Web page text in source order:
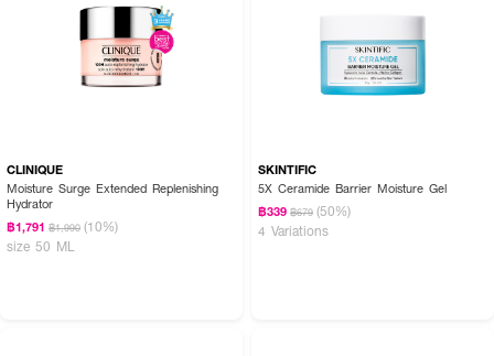
● ขั้นตอนที่ 2 (ครีมเจล): ทา Moisture Surge™ 100H ในปริมาณที่เหมาะสมทับ
ลงบนผิวหน้าเพื่อล็อกความชุ่มชื้น เป็นประจำทั้งเช้าและกลางคืน
● เคล็ดลับเพิ่มเติม: สามารถทา Moisture Surge™ 100H ทับเมคอัพบางๆ
● ข้อควรระวัง: เนื่องจากเซรั่มมีส่วนผสมของ AHA ควรทาครีมกันแดดในตอนเช้า
และหลีกเลี่ยงการเผชิญแสงแดดจัดในระหว่างที่ใช้งาน
Inside Pack:
CLINIQUE
Moisture Surge Extended Replenishing
Hydrator
฿1,791 ฿1,990 (10%)
size 50 ML
SKINTIFIC
5X Ceramide Barrier Moisture Gel
฿339 ฿679 (50%)
4 Variations